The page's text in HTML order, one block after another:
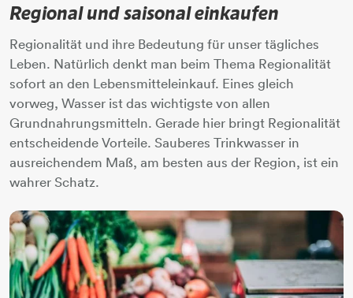
Regional und saisonal einkaufen
Regionalität und ihre Bedeutung für unser tägliches
Leben. Natürlich denkt man beim Thema Regionalität
sofort an den Lebensmitteleinkauf. Eines gleich
vorweg, Wasser ist das wichtigste von allen
Grundnahrungsmitteln. Gerade hier bringt Regionalität
entscheidende Vorteile. Sauberes Trinkwasser in
ausreichendem Maß, am besten aus der Region, ist ein
wahrer Schatz.